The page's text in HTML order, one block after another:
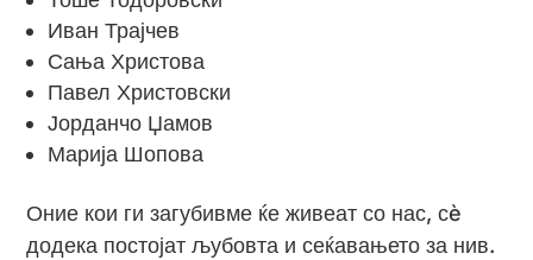
Иван Трајчев
Сања Христова
Павел Христовски
Јорданчо Џамов
Марија Шопова
Оние кои ги загубивме ќе живеат со нас, сè
додека постојат љубовта и сеќавањето за нив.